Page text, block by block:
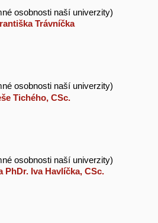
osobnosti naší univerzity)
Trávníčka
osobnosti naší univerzity)
Tichého, CSc.
osobnosti naší univerzity)
Iva Havlíčka, CSc.